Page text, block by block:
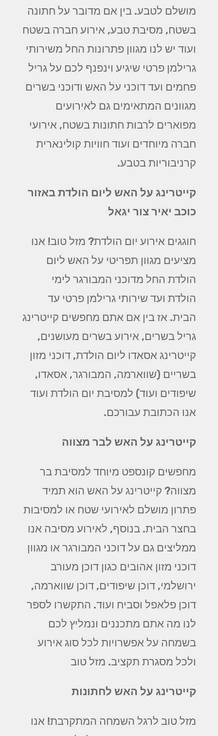
מושלם לטבע. בין אם מדובר על חתונה
בשטח, מסיבת טבע, אירוע חברה בשטח
ועוד יש לנו מגוון פתרונות החל משירותי
גרילמן פרטי שיגיע וינפנף לכם על גריל
פחמים ועד דוכני על האש ודוכני בשרים
מגוונים המתאימים גם לאירועים
מפוארים לרבות חתונות בשטח, אירועי
חברה מיוחדים ועוד חוויות קולינארית
קרניבוריות בטבע.
קייטרינג על האש ליום הולדת באזור
כוכב יאיר צור יגאל
חוגגים אירוע יום הולדת? מזל טוב! אנו
מציעים מגוון תפריטי על האש ליום
הולדת החל מדוכני המבורגר לימי
הולדת ועד שירותי גרילמן פרטי עד
הבית. אז בין אם אתם מחפשים קייטרינג
גריל בשרים, אירוע בשרים מעושנים,
קייטרינג אסאדו ליום הולדת, דוכני מזון
בשריים (שווארמה, המבורגר, אסאדו,
שיפודים ועוד) למסיבת יום הולדת ועוד
אנו הכתובת עבורכם.
קייטרינג על האש לבר מצווה
מחפשים קונספט מיוחד למסיבת בר
מצווה? קייטרינג על האש הוא תמיד
פתרון מושלם לאירועי שטח או למסיבות
בחצר הבית. בנוסף, לאירוע מסיבה אנו
ממליצים גם על דוכני המבורגר או מגוון
דוכני מזון אהובים כגון דוכן מעורב
ירושלמי, דוכן שיפודים, דוכן שווארמה,
דוכן פלאפל וסביח ועוד. התקשרו לספר
לנו מה אתם מתכננים ונמליץ לכם
בשמחה על אפשרויות לכל סוג אירוע
ולכל מסגרת תקציב. מזל טוב
קייטרינג על האש לחתונות
מזל טוב לרגל השמחה המתקרבת! אנו